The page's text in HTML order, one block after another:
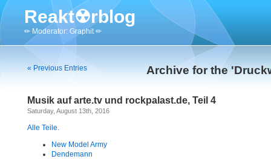
Reakt☢rblog
✏ Moderator: Graphit ✏
Archive for the
« Previous Entries
Musik auf arte.tv und rockpalast.de, Teil 4
Saturday, August 13th, 2016
Alle Teile.
New Model Army
Dendemann